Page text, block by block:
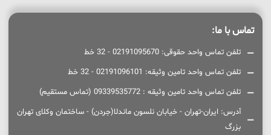
تماس با ما:
تلفن تماس واحد حقوقی: 02191095670 - 32 خط
تلفن تماس واحد تامین وثیقه: 02191096101 - 32 خط
تلفن تماس واحد تامین وثیقه : 09339535772 (تماس مستقیم)
آدرس: ایران-تهران - خیابان نلسون ماندلا(جردن) - ساختمان وکلای تهران
بزرگ